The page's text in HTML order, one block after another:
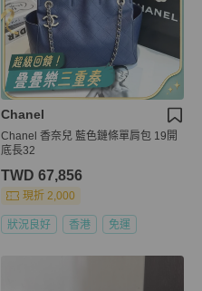
Chanel
Chanel 香奈兒 藍色鏈條單肩包 19開
底長32
TWD 67,856
現折 2,000
狀況良好 香港 免運